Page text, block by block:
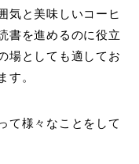
気と美味しいコーヒ
書を進めるのに役立
場としても適してお
す。
て様々なことをして